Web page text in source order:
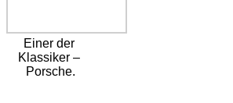
Einer der
Klassiker –
Porsche.